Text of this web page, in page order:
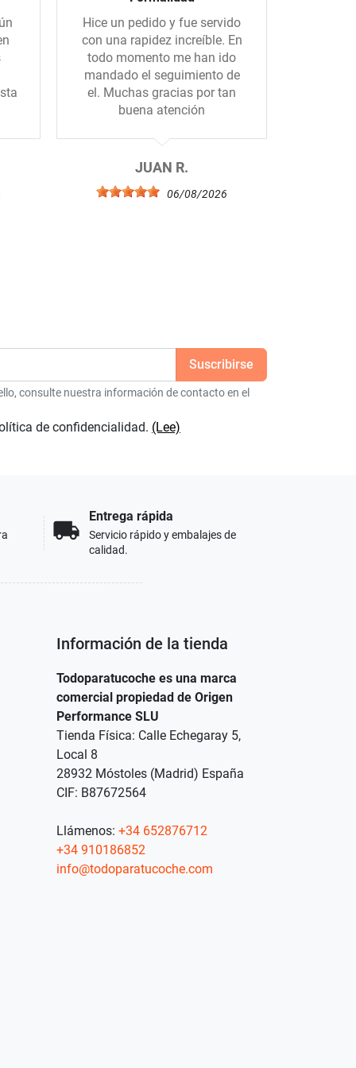
Hice un pedido y fue servido
con una rapidez increíble. En
todo momento me han ido
mandado el seguimiento de
el. Muchas gracias por tan
buena atención
JUAN R.
06/08/2026
consulte nuestra información de contacto en el
de confidencialidad. (Lee)
local_shipping
Entrega rápida
Servicio rápido y embalajes de
calidad.
Información de la tienda
Todoparatucoche es una marca
comercial propiedad de Origen
Performance SLU
Tienda Física: Calle Echegaray 5,
Local 8
28932 Móstoles (Madrid) España
CIF: B87672564
Llámenos: +34 652876712
+34 910186852
info@todoparatucoche.com